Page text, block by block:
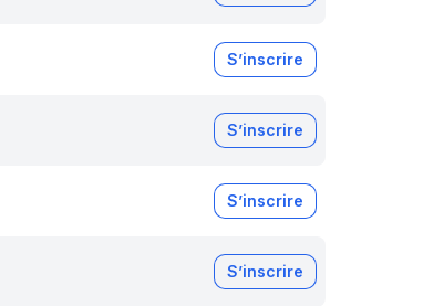
S’inscrire
S’inscrire
S’inscrire
S’inscrire